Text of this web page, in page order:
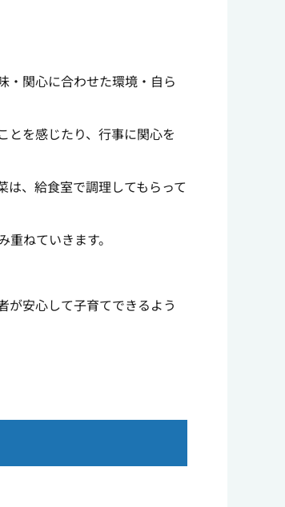
・関心に合わせた環境・自ら
とを感じたり、行事に関心を
は、給食室で調理してもらって
ねていきます。
が安心して子育てできるよう